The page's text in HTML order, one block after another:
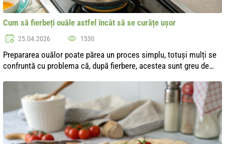
Cum să fierbeți ouăle astfel încât să se curățe ușor
25.04.2026 1530
Prepararea ouălor poate părea un proces simplu, totuși mulți se
confruntă cu problema că, după fierbere, acestea sunt greu de